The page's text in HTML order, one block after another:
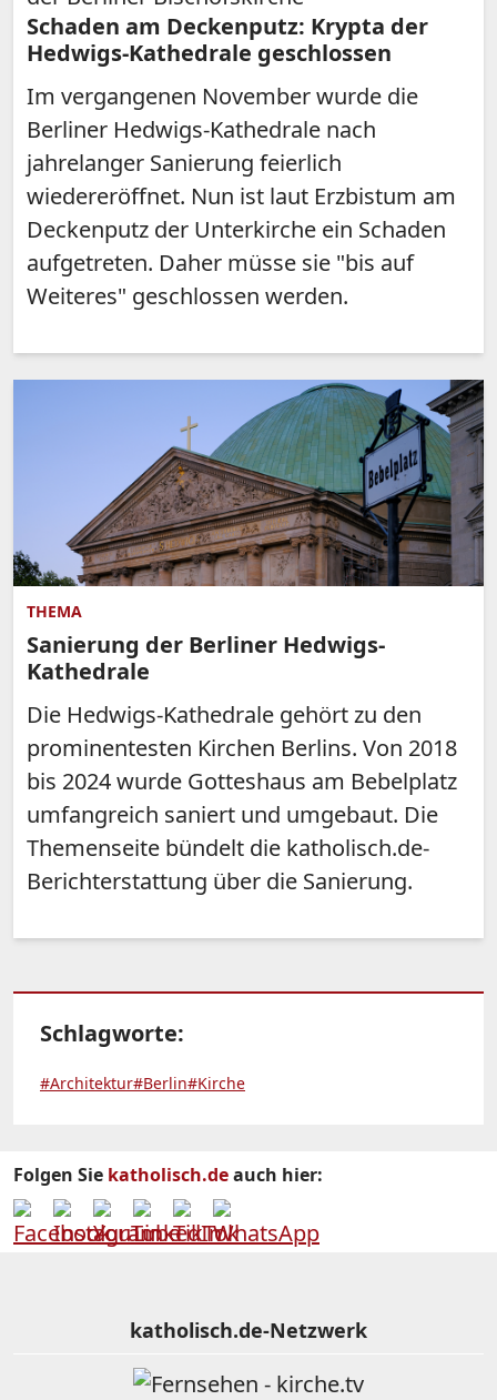
Schaden am Deckenputz: Krypta der
Hedwigs-Kathedrale geschlossen
Im vergangenen November wurde die
Berliner Hedwigs-Kathedrale nach
jahrelanger Sanierung feierlich
wiedereröffnet. Nun ist laut Erzbistum am
Deckenputz der Unterkirche ein Schaden
aufgetreten. Daher müsse sie "bis auf
Weiteres" geschlossen werden.
THEMA
Sanierung der Berliner Hedwigs-
Kathedrale
Die Hedwigs-Kathedrale gehört zu den
prominentesten Kirchen Berlins. Von 2018
bis 2024 wurde Gotteshaus am Bebelplatz
umfangreich saniert und umgebaut. Die
Themenseite bündelt die katholisch.de-
Berichterstattung über die Sanierung.
Schlagworte:
#Architektur#Berlin#Kirche
Folgen Sie katholisch.deauch hier:
katholisch.de-Netzwerk